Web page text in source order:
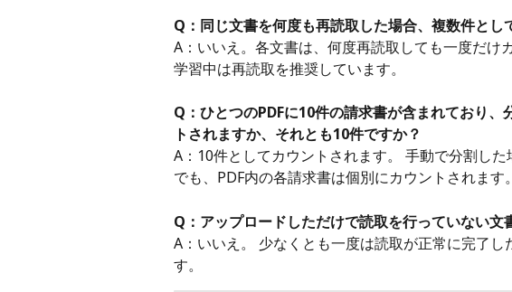
Q：同じ文書を何度も再読取した場合、複数件とし
A：いいえ。各文書は、何度再読取しても一度だけ
学習中は再読取を推奨しています。
Q：ひとつのPDFに10件の請求書が含まれており
トされますか、それとも10件ですか？
A：10件としてカウントされます。 手動で分割し
でも、PDF内の各請求書は個別にカウントされます。
Q：アップロードしただけで読取を行っていない文
A：いいえ。 少なくとも一度は読取が正常に完了
す。